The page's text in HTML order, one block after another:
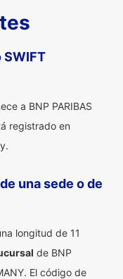
a BNP PARIBAS
registrado en
una sede o de
longitud de 11
de BNP
El código de